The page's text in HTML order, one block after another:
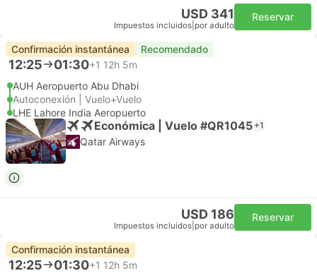
USD 341
Impuestos incluidos por adulto
Reservar
Confirmación instantánea Recomendado
12:25 01:30+1 12h 5m
AUH Aeropuerto Abu Dhabi
Autoconexión | Vuelo+Vuelo
LHE Lahore India Aeropuerto
Económica | Vuelo #QR1045 +1
Qatar Airways
USD 186
Impuestos incluidos por adulto
Reservar
Confirmación instantánea
12:25 01:30+1 12h 5m